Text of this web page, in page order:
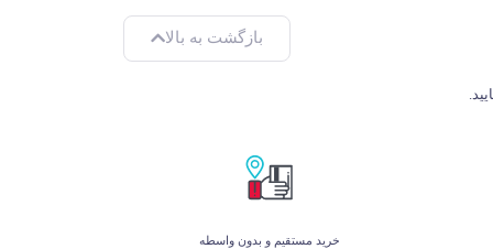
بازگشت به بالا
خرید مستقیم و بدون واسطه